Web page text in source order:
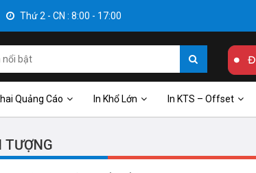
Thứ 2 - CN : 8:00 - 17:00
Quảng Cáo In Khổ Lớn In KTS – Offset